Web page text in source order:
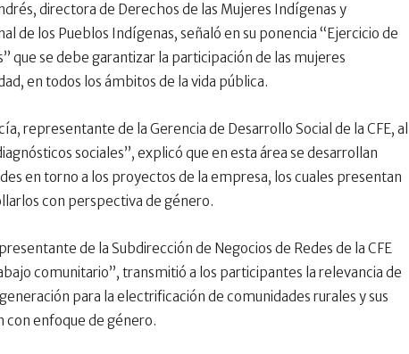
directora de Derechos de las Mujeres Indígenas y
de los Pueblos Indígenas, señaló en su ponencia “Ejercicio de
que se debe garantizar la participación de las mujeres
en todos los ámbitos de la vida pública.
representante de la Gerencia de Desarrollo Social de la CFE, al
sociales”, explicó que en esta área se desarrollan
en torno a los proyectos de la empresa, los cuales presentan
con perspectiva de género.
de la Subdirección de Negocios de Redes de la CFE
comunitario”, transmitió a los participantes la relevancia de
para la electrificación de comunidades rurales y sus
con enfoque de género.